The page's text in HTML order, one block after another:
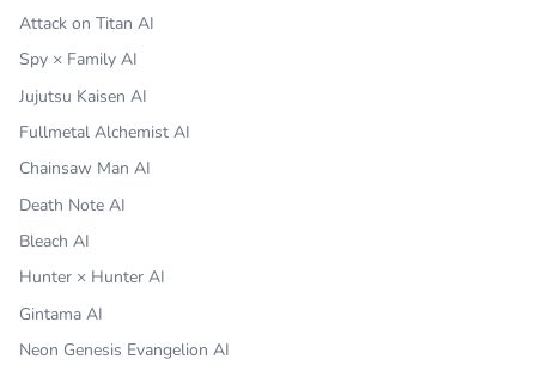
Attack on Titan AI
Spy × Family AI
Jujutsu Kaisen AI
Fullmetal Alchemist AI
Chainsaw Man AI
Death Note AI
Bleach AI
Hunter × Hunter AI
Gintama AI
Neon Genesis Evangelion AI